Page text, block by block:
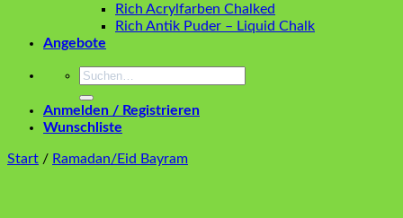
Rich Acrylfarben Chalked
Rich Antik Puder – Liquid Chalk
Angebote
Suchen
Anmelden / Registrieren
Wunschliste
Start / Ramadan/Eid Bayram